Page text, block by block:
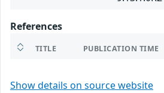
References
TITLE PUBLICATION TIME
Show details on source website